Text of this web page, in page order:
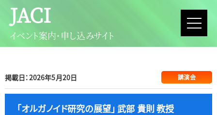
JACI
イベント案内・申し込みサイト
掲載日：2026年5月20日 講演会
「オルガノイド研究の展望」 武部 貴則 教授